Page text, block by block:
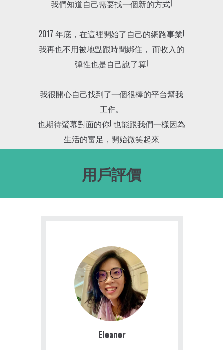
我們知道自己需要找一個新的方式!
2017 年底，在這裡開始了自己的網路事業!
我再也不用被地點跟時間綁住， 而收入的
彈性也是自己說了算!
我很開心自己找到了一個很棒的平台幫我
工作。
也期待螢幕對面的你! 也能跟我們一樣因為
生活的富足，開始微笑起來
用戶評價
Eleanor